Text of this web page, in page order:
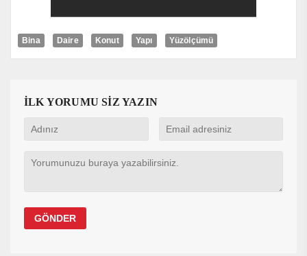
Bina Daire Konut Yapı Yüzölçümü
İLK YORUMU SİZ YAZIN